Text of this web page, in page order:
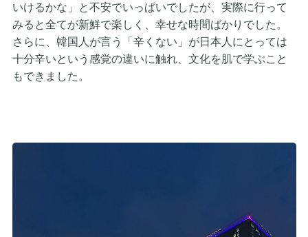
いけるかな」と不安でいっぱいでしたが、実際に行って
みると全てが新鮮で楽しく、幸せな時間ばかりでした。
さらに、韓国人が言う「辛くない」が日本人にとっては
十分辛いという感覚の違いに触れ、文化を肌で学ぶこと
もできました。